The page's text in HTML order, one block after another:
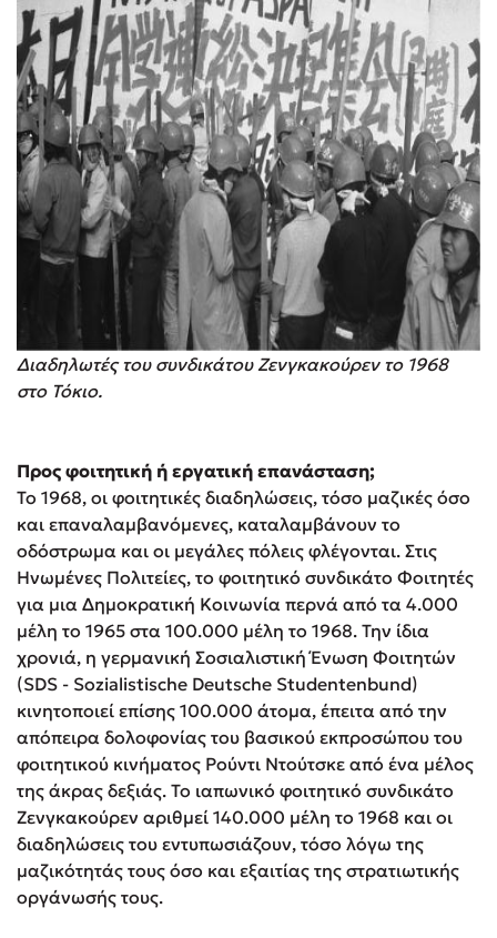
Διαδηλωτές του συνδικάτου Ζενγκακούρεν το 1968
στο Τόκιο.
Προς φοιτητική ή εργατική επανάσταση;
Το 1968, οι φοιτητικές διαδηλώσεις, τόσο μαζικές όσο
και επαναλαμβανόμενες, καταλαμβάνουν το
οδόστρωμα και οι μεγάλες πόλεις φλέγονται. Στις
Ηνωμένες Πολιτείες, το φοιτητικό συνδικάτο Φοιτητές
για μια Δημοκρατική Κοινωνία περνά από τα 4.000
μέλη το 1965 στα 100.000 μέλη το 1968. Την ίδια
χρονιά, η γερμανική Σοσιαλιστική Ένωση Φοιτητών
(SDS - Sozialistische Deutsche Studentenbund)
κινητοποιεί επίσης 100.000 άτομα, έπειτα από την
απόπειρα δολοφονίας του βασικού εκπροσώπου του
φοιτητικού κινήματος Ρούντι Ντούτσκε από ένα μέλος
της άκρας δεξιάς. Το ιαπωνικό φοιτητικό συνδικάτο
Ζενγκακούρεν αριθμεί 140.000 μέλη το 1968 και οι
διαδηλώσεις του εντυπωσιάζουν, τόσο λόγω της
μαζικότητάς τους όσο και εξαιτίας της στρατιωτικής
οργάνωσής τους.